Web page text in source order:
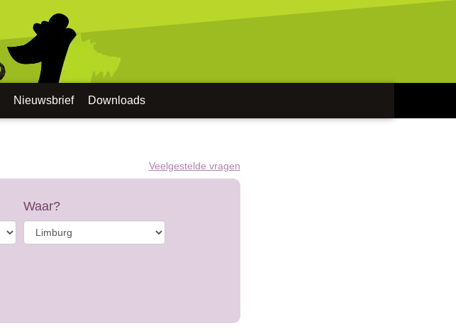
Nieuwsbrief Downloads
Veelgestelde vragen
Waar?